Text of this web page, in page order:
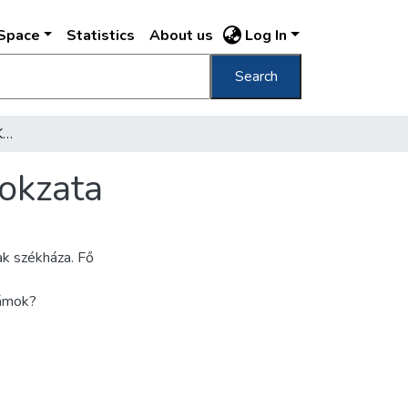
Statistics About us Log In
Search
A BSZKRT székházának Kertész-utcai homlokzata
székháza. Fő